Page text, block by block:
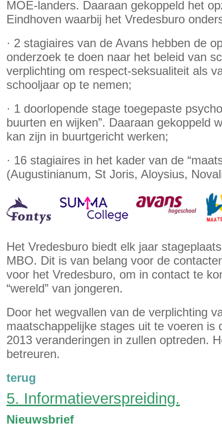
MOE-landers. Daaraan gekoppeld het
Eindhoven waarbij het Vredesburo
· 2 stagiaires van de Avans hebben de
onderzoek te doen naar het beleid van
verplichting om respect-seksualiteit als
schooljaar op te nemen;
· 1 doorlopende stage toegepaste
buurten en wijken”. Daaraan gekoppeld
kan zijn in buurtgericht werken;
· 16 stagiaires in het kader van de
(Augustinianum, St Joris, Aloysius,
Het Vredesburo biedt elk jaar
MBO. Dit is van belang voor de
voor het Vredesburo, om in contact te
“wereld” van jongeren.
Door het wegvallen van de verplichting
maatschappelijke stages uit te voeren is
2013 veranderingen in zullen optreden.
betreuren.
terug
5. Informatieverspreiding.
Nieuwsbrief